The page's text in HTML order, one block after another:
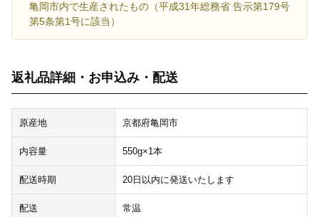
亀岡市内で生産されたもの（平成31年総務省 告示第179号
第5条第1号に該当）
返礼品詳細・お申込み・配送
原産地 京都府亀岡市
内容量 550g×1本
配送時期 20日以内に発送いたします
配送 常温